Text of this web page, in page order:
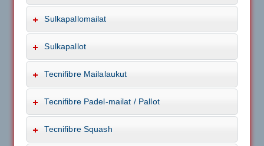
Sulkapallomailat
Sulkapallot
Tecnifibre Mailalaukut
Tecnifibre Padel-mailat / Pallot
Tecnifibre Squash